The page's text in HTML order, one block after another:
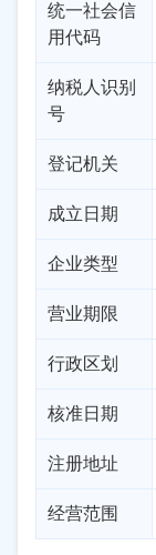
统一社会信
用代码
纳税人识别
号
登记机关
成立日期
企业类型
营业期限
行政区划
核准日期
注册地址
经营范围